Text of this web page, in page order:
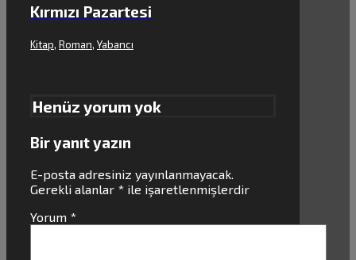
Kırmızı Pazartesi
Kitap, Roman, Yabancı
Henüz yorum yok
Bir yanıt yazın
E-posta adresiniz yayınlanmayacak.
Gerekli alanlar * ile işaretlenmişlerdir
Yorum *